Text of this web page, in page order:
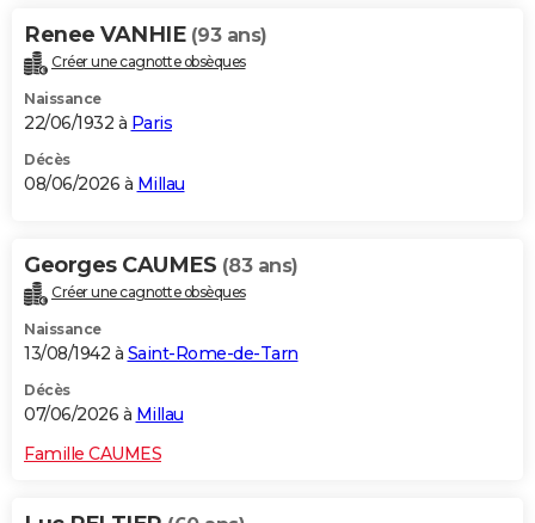
Renee VANHIE (93 ans)
Créer une cagnotte obsèques
Naissance
22/06/1932 à Paris
Décès
08/06/2026 à Millau
Georges CAUMES (83 ans)
Créer une cagnotte obsèques
Naissance
13/08/1942 à Saint-Rome-de-Tarn
Décès
07/06/2026 à Millau
Famille CAUMES